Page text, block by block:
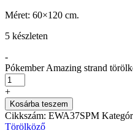
Méret: 60×120 cm.
5 készleten
-
Pókember Amazing strand
+
Kosárba teszem
Cikkszám: EWA37SPM
Törölköző